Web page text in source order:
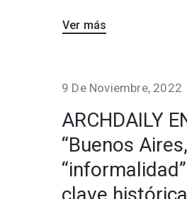
Ver más
9 De Noviembre, 2022
ARCHDAILY
“Buenos
clave